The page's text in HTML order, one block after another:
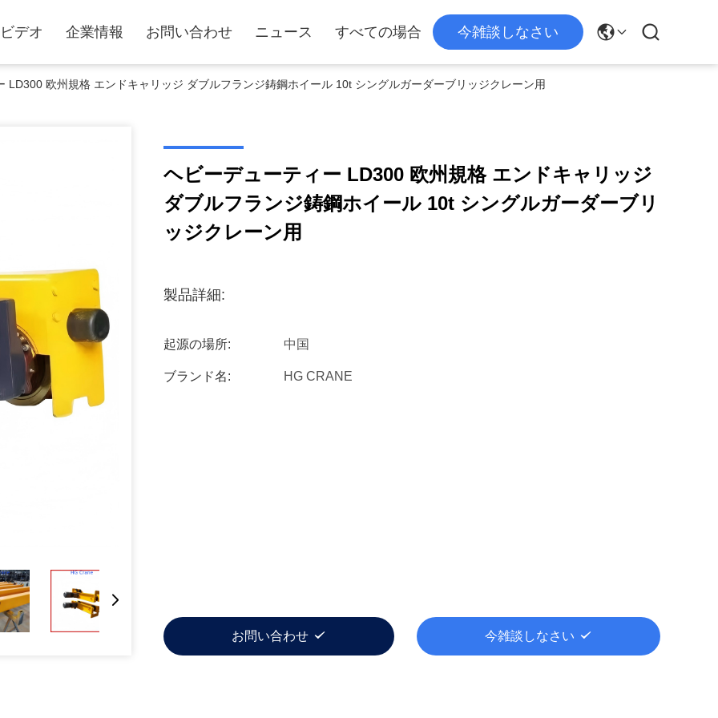
ビデオ 企業情報 お問い合わせ ニュース すべての場合 今雑談しなさい
LD300 欧州規格 エンドキャリッジ ダブルフランジ鋳鋼ホイール 10t シングルガーダーブリッジクレーン用
ヘビーデューティー LD300 欧州規格 エンドキャリッジ
ダブルフランジ鋳鋼ホイール 10t シングルガーダーブリ
ッジクレーン用
製品詳細:
起源の場所: 中国
ブランド名: HG CRANE
お問い合わせ 今雑談しなさい